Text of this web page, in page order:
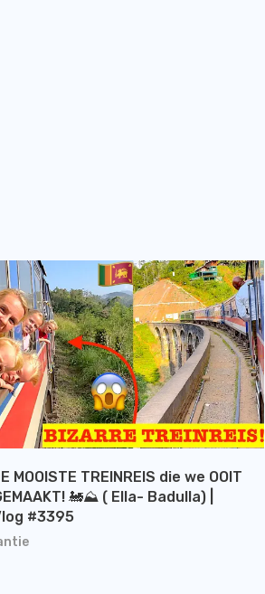
MOOISTE TREINREIS die we OOIT
🚂⛰️ ( Ella- Badulla) |
#3395